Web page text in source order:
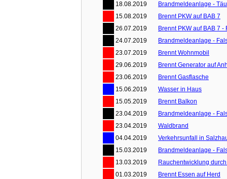
18.08.2019
Brandmeldeanlage -
15.08.2019
Brennt PKW auf BAB 7
26.07.2019
Brennt PKW auf BAB 7 -
24.07.2019
Brandmeldeanlage -
23.07.2019
Brennt Wohnmobil
29.06.2019
Brennt Generator auf
23.06.2019
Brennt Gasflasche
15.06.2019
Wasser in Haus
15.05.2019
Brennt Balkon
23.04.2019
Brandmeldeanlage -
23.04.2019
Waldbrand
04.04.2019
Verkehrsunfall in
15.03.2019
Brandmeldeanlage -
13.03.2019
Rauchentwicklung
01.03.2019
Brennt Essen auf Herd